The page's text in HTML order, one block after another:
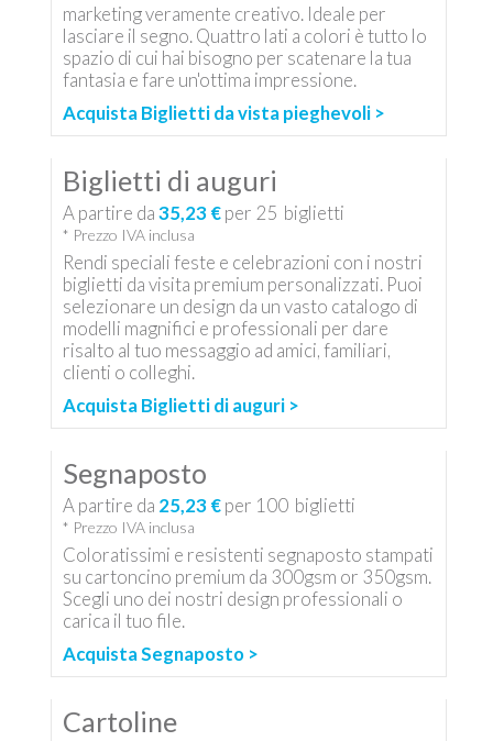
marketing veramente creativo. Ideale per
lasciare il segno. Quattro lati a colori è tutto lo
spazio di cui hai bisogno per scatenare la tua
fantasia e fare un'ottima impressione.
Acquista Biglietti da vista pieghevoli >
Biglietti di auguri
A partire da35,23 €per 25 biglietti
* Prezzo IVA inclusa
Rendi speciali feste e celebrazioni con i nostri
biglietti da visita premium personalizzati. Puoi
selezionare un design da un vasto catalogo di
modelli magnifici e professionali per dare
risalto al tuo messaggio ad amici, familiari,
clienti o colleghi.
Acquista Biglietti di auguri >
Segnaposto
A partire da 25,23 €per 100 biglietti
* Prezzo IVA inclusa
Coloratissimi e resistenti segnaposto stampati
su cartoncino premium da 300gsm or 350gsm.
Scegli uno dei nostri design professionali o
carica il tuo file.
Acquista Segnaposto >
Cartoline